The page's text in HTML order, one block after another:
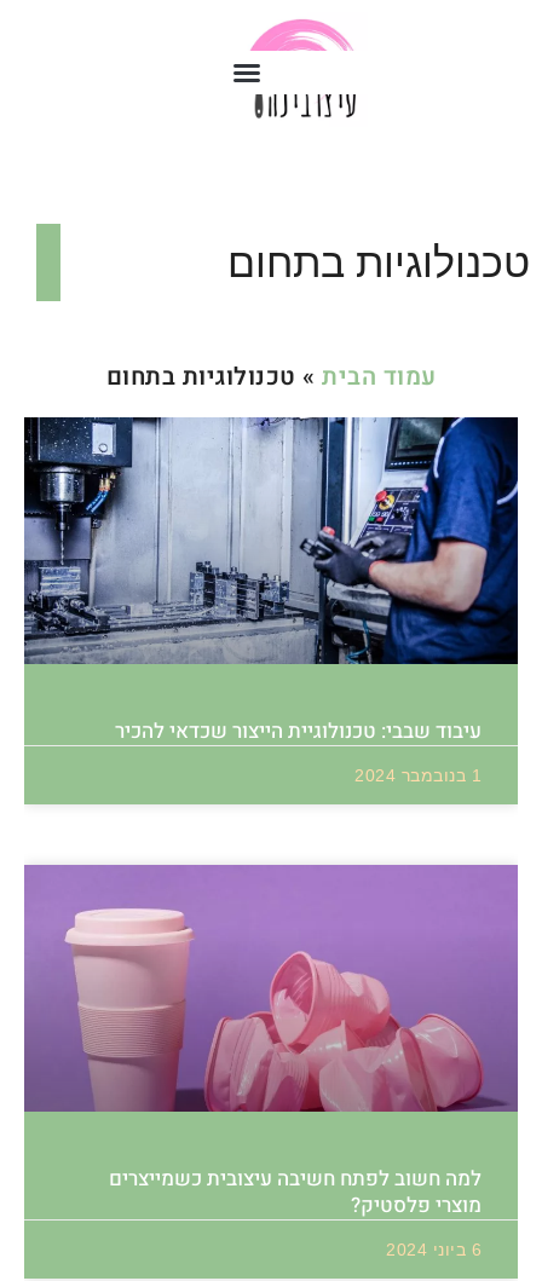
טכנולוגיות בתחום
עמוד הבית » טכנולוגיות בתחום
עיבוד שבבי: טכנולוגיית הייצור שכדאי להכיר
1 בנובמבר 2024
למה חשוב לפתח חשיבה עיצובית כשמייצרים
מוצרי פלסטיק?
6 ביוני 2024